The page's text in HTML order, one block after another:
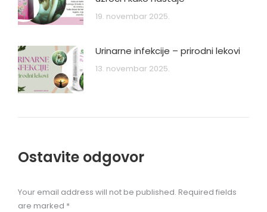
19. novembar 2025.
Urinarne infekcije – prirodni lekovi
13. novembar 2025.
Ostavite odgovor
Your email address will not be published. Required fields
are marked *